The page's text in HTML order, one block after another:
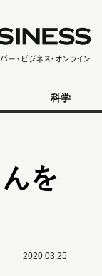
科学
を
2020.03.25